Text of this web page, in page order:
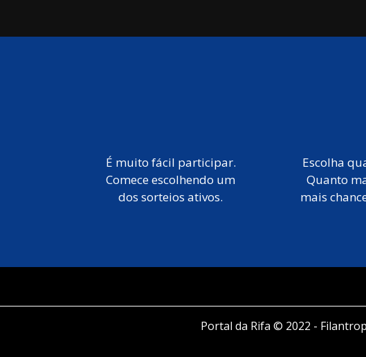
É muito fácil participar.
Comece escolhendo um
dos sorteios ativos.
Escolha
Quanto
mais
Portal da Rifa © 2022 -